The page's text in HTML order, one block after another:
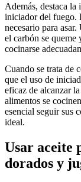
Además, destaca
iniciador del fuego.
necesario para
el carbón se queme
cocinarse
Cuando se trata de
que el uso de
eficaz de alcanzar
alimentos se
esencial seguir sus
ideal.
Usar aceite
dorados y